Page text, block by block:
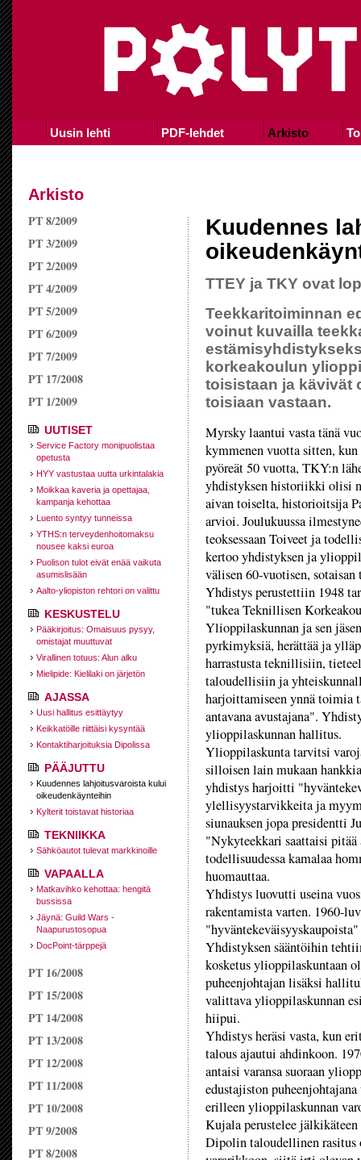
Uusin lehti PDF-lehdet Arkisto
Arkisto
PT 8/2009
PT 3/2009
PT 2/2009
PT 4/2009
PT 5/2009
PT 6/2009
PT 7/2009
PT 17/2008
PT 1/2009
UUTISET
Service Factory monipuolistaa
opetusta
HYY vastustaa uutta urkintalakia
Moikkaa kaveria ja opettajaa,
kampanja kehottaa
Luento syntyy tunneissa
YTHS:n terveydenhoitomaksu
nousee kaksi euroa
Puolison tulot eivät enää vaikuta
asumislisään
Aalto-yliopiston rehtori on valittu
KESKUSTELU
Pääkirjoitus: Omaisuus pysyy,
omistajat muuttuvat
Virallinen totuus: Alun alku
Mielipide: Kielilaki on järjetön
AJASSA
Uusi hallitus esittäytyy
Keikkatöille riittäisi kysyntää
Kontaktiharjoituksia Dipolissa
PÄÄJUTTU
Kuudennes lahjoitusvaroista kului
oikeudenkäynteihin
Kylterit toistavat historiaa
TEKNIIKKA
Sähköautot tulevat markkinoille
VAPAALLA
Matkavihko kehottaa: hengitä
bussissa
Jäynä: Guild Wars -
Naapurustosopua
DocPoint-tärppejä
PT 16/2008
PT 15/2008
PT 14/2008
PT 13/2008
PT 12/2008
PT 11/2008
PT 10/2008
PT 9/2008
PT 8/2008
Kuudennes
TTEY ja TKY ovat
Teekkaritoiminnan
voinut kuvailla
korkeakoulun
toisistaan ja kävivät
toisiaan vastaan.
Myrsky laantui vasta tänä
kymmenen vuotta sitten,
pyöreät 50 vuotta, TKY:n
yhdistyksen historiikki olisi
aivan toiselta, historioitsija
arvioi. Joulukuussa
teoksessaan Toiveet ja
kertoo yhdistyksen ja
välisen 60-vuotisen, sotaisan
Yhdistys perustettiin 1948
"tukea Teknillisen
Ylioppilaskunnan ja sen
pyrkimyksiä, herättää ja
harrastusta teknillisiin,
taloudellisiin ja
harjoittamiseen ynnä toimia
antavana avustajana".
ylioppilaskunnan hallitus.
Ylioppilaskunta tarvitsi
silloisen lain mukaan
yhdistys harjoitti
ylellisyystarvikkeita ja
siunauksen jopa presidentti
"Nykyteekkari saattaisi
todellisuudessa kamalaa
huomauttaa.
Yhdistys luovutti useina
rakentamista varten. 1960-
Yhdistyksen sääntöihin
kosketus ylioppilaskuntaan
puheenjohtajan lisäksi
valittava ylioppilaskunnan
hiipui.
Yhdistys heräsi vasta, kun
talous ajautui ahdinkoon.
antaisi varansa suoraan
edustajiston
erilleen ylioppilaskunnan
Kujala perustelee
Dipolin taloudellinen